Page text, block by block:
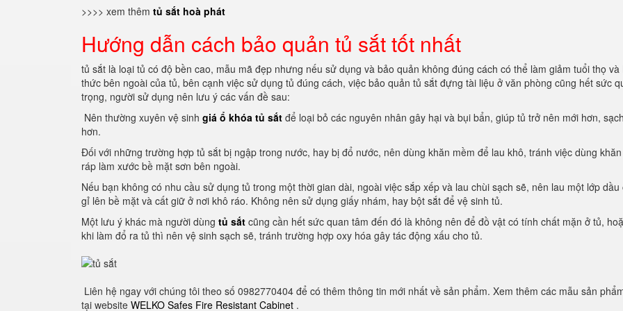
>>>> xem thêm tủ sắt hoà phát
Hướng dẫn cách bảo quản tủ sắt tốt nhất
tủ sắt là loại tủ có độ bền cao, mẫu mã đẹp nhưng nếu sử dụng và bảo quản không đúng cách có thể làm giảm tuổi thọ và
thức bên ngoài của tủ, bên cạnh việc sử dụng tủ đúng cách, việc bảo quản tủ sắt đựng tài liệu ở văn phòng cũng hết sức
trọng, người sử dụng nên lưu ý các vấn đề sau:
Nên thường xuyên vệ sinh giá ổ khóa tủ sắt để loại bỏ các nguyên nhân gây hại và bụi bẩn, giúp tủ trở nên mới hơn,
hơn.
Đối với những trường hợp tủ sắt bị ngập trong nước, hay bị đổ nước, nên dùng khăn mềm để lau khô, tránh việc dùng
ráp làm xước bề mặt sơn bên ngoài.
Nếu bạn không có nhu cầu sử dụng tủ trong một thời gian dài, ngoài việc sắp xếp và lau chùi sạch sẽ, nên lau một lớp dầu
gỉ lên bề mặt và cất giữ ở nơi khô ráo. Không nên sử dụng giấy nhám, hay bột sắt để vệ sinh tủ.
Một lưu ý khác mà người dùng tủ sắt cũng cần hết sức quan tâm đến đó là không nên để đồ vật có tính chất mặn ở tủ,
khi làm đổ ra tủ thì nên vệ sinh sạch sẽ, tránh trường hợp oxy hóa gây tác động xấu cho tủ.
Liên hệ ngay với chúng tôi theo số 0982770404 để có thêm thông tin mới nhất về sản phẩm. Xem thêm các mẫu sản
tại website WELKO Safes Fire Resistant Cabinet .